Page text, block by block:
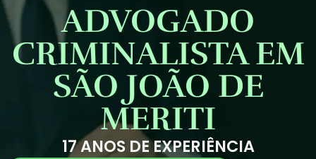
ADVOGADO
CRIMINALISTA EM
SÃO JOÃO DE
MERITI
17 ANOS DE EXPERIÊNCIA